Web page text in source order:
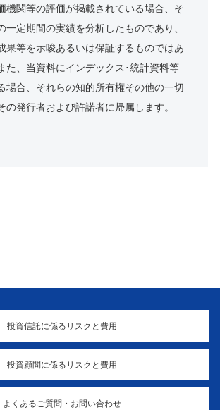
機関等の評価が掲載されている場合、そ
一定期間の実績を分析したものであり、
果等を示唆あるいは保証するものではあ
た、当資料にインデックス･統計資料等
場合、それらの知的所有権その他の一切
の発行者および許諾者に帰属します。
投資信託に係るリスクと費用
投資顧問に係るリスクと費用
よくあるご質問・お問い合わせ